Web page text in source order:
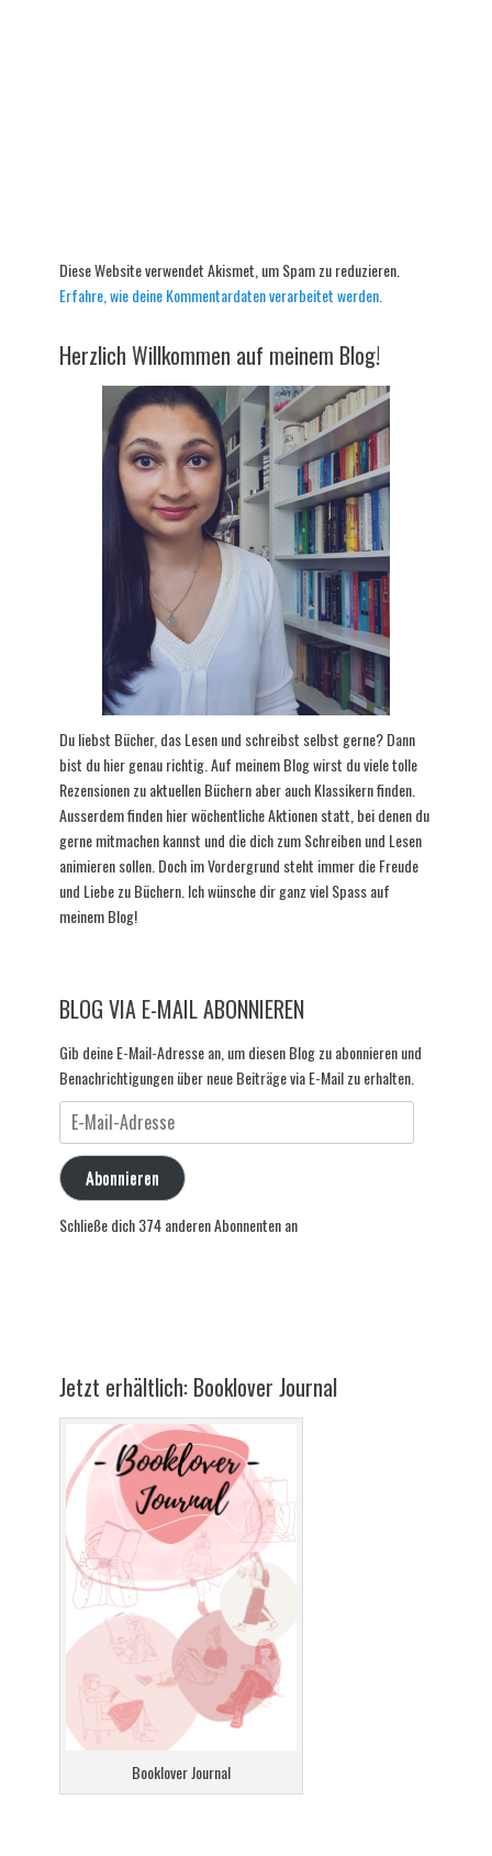
Diese Website verwendet Akismet, um Spam zu reduzieren.
Erfahre, wie deine Kommentardaten verarbeitet werden.
Herzlich Willkommen auf meinem Blog!
Du liebst Bücher, das Lesen und schreibst selbst gerne? Dann
bist du hier genau richtig. Auf meinem Blog wirst du viele tolle
Rezensionen zu aktuellen Büchern aber auch Klassikern finden.
Ausserdem finden hier wöchentliche Aktionen statt, bei denen du
gerne mitmachen kannst und die dich zum Schreiben und Lesen
animieren sollen. Doch im Vordergrund steht immer die Freude
und Liebe zu Büchern. Ich wünsche dir ganz viel Spass auf
meinem Blog!
BLOG VIA E-MAIL ABONNIEREN
Gib deine E-Mail-Adresse an, um diesen Blog zu abonnieren und
Benachrichtigungen über neue Beiträge via E-Mail zu erhalten.
Mail-
Adresse
Abonnieren
Schließe dich 374 anderen Abonnenten an
Jetzt erhältlich: Booklover Journal
Booklover Journal